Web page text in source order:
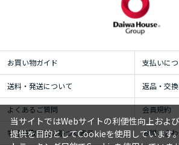
お買い物ガイド 支払いに
送料・発送について 返品・交
よくあるご質問 会員規約
特定商取引法に基づく表示 お問い合
当サイトではWebサイトの利便性向上およ
提供を目的としてCookieを使用しています